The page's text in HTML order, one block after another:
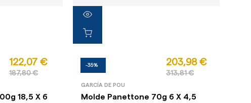
122,07 €
187,80 €
18,5 X 6
-35% 203,98 €
313,81 €
GARCÍA DE POU
Molde Panettone 70g 6 X 4,5